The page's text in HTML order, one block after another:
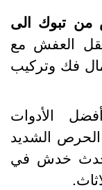
تبوك الى
العفش مع
توفير أكثر من 5 عمال فك وتركيب
الأدوات
الشديد
خدش في